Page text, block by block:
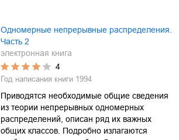
Одномерные непрерывные распределения.
Часть 2
электронная книга
4
Год написания книги 1994
Приводятся необходимые общие сведения
из теории непрерывных одномерных
распределений, описан ряд их важных
общих классов. Подробно излагаются